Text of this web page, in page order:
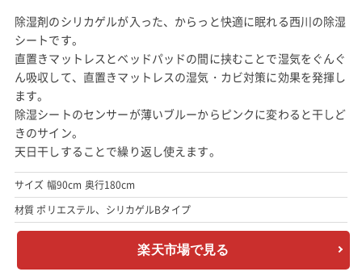
除湿剤のシリカゲルが入った、からっと快適に眠れる西川の除湿
シートです。
直置きマットレスとベッドパッドの間に挟むことで湿気をぐんぐ
ん吸収して、直置きマットレスの湿気・カビ対策に効果を発揮し
ます。
除湿シートのセンサーが薄いブルーからピンクに変わると干しど
きのサイン。
天日干しすることで繰り返し使えます。
サイズ 幅90cm 奥行180cm
材質 ポリエステル、シリカゲルBタイプ
楽天市場で見る